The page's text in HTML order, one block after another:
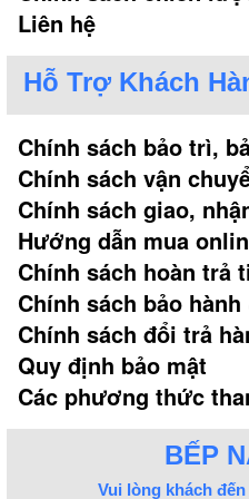
- Máy hút mùi Arber lắp
lắp chìm vào phần tủ
kiệm diện tích, bạn
trên của máy để làm
hợp với không gian bếp
tủ.
Liên hệ
Hỗ Trợ Khách
Chính sách bảo trì,
Chính sách vận
Chính sách giao,
Hướng dẫn mua
Chính sách hoàn trả
Chính sách bảo
Chính sách đổi trả
Quy định bảo mật
Các phương thức
BẾP
Vui lòng khách